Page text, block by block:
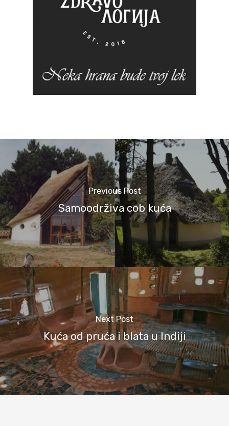
Previous Post
Samoodrživa cob kuća
Next Post
Kuća od pruća i blata u Indiji